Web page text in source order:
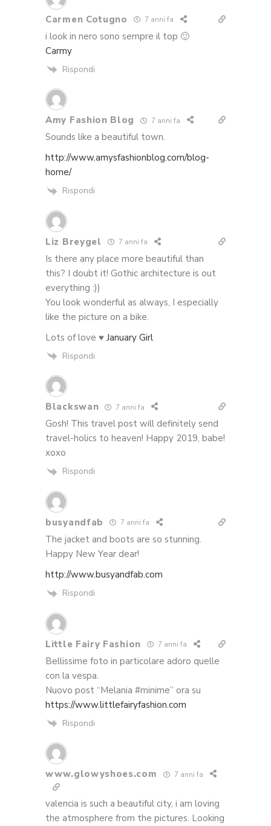
Carmen Cotugno 7 anni fa
i look in nero sono sempre il top 🙂
Carmy
Rispondi
Amy Fashion Blog 7 anni fa
Sounds like a beautiful town.
http://www.amysfashionblog.com/blog-
home/
Rispondi
Liz Breygel 7 anni fa
Is there any place more beautiful than
this? I doubt it! Gothic architecture is out
everything :))
You look wonderful as always, I especially
like the picture on a bike.
Lots of love ♥ January Girl
Rispondi
Blackswan 7 anni fa
Gosh! This travel post will definitely send
travel-holics to heaven! Happy 2019, babe!
xoxo
Rispondi
busyandfab 7 anni fa
The jacket and boots are so stunning.
Happy New Year dear!
http://www.busyandfab.com
Rispondi
Little Fairy Fashion 7 anni fa
Bellissime foto in particolare adoro quelle
con la vespa.
Nuovo post “Melania #minime” ora su
https://www.littlefairyfashion.com
Rispondi
www.glowyshoes.com 7 anni fa
valencia is such a beautiful city, i am loving
the atmosphere from the pictures. Looking